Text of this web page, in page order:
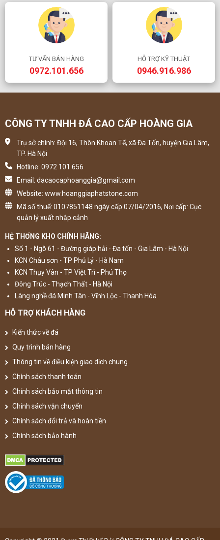
TƯ VẤN BÁN HÀNG
0972.101.656
HỖ TRỢ KỸ THUẬT
0946.916.986
CÔNG TY TNHH ĐÁ CAO CẤP HOÀNG GIA
Trụ sở chính: Đội 16, Thôn Khoan Tế, xã Đa Tốn, huyện Gia Lâm,
TP. Hà Nội
Hotline: 0972 101 656
Email: dacaocaphoanggia@gmail.com
Website: www.hoanggiaphatstone.com
Mã số thuế: 0107851148 ngày cấp 07/04/2016, Nơi cấp: Cục
quản lý xuất nhập cảnh
HỆ THỐNG KHO CHÍNH HÃNG:
Số 1 - Ngõ 61 - Đường giáp hải - Đa tốn - Gia Lâm - Hà Nội
KCN Châu sơn - TP Phủ Lý - Hà Nam
KCN Thụy Vân - TP Việt Trì - Phú Thọ
Đông Trúc - Thạch Thất - Hà Nội
Làng nghề đá Minh Tân - Vĩnh Lộc - Thanh Hóa
HỖ TRỢ KHÁCH HÀNG
Kiến thức về đá
Quy trình bán hàng
Thông tin về điều kiện giao dịch chung
Chính sách thanh toán
Chính sách bảo mật thông tin
Chính sách vận chuyển
Chính sách đổi trả và hoàn tiền
Chính sách bảo hành